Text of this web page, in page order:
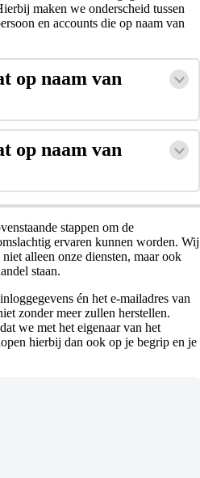
maken we onderscheid tussen
en accounts die op naam van
op naam van
op naam van
stappen om de
ervaren kunnen worden. Wij
alleen onze diensten, maar ook
staan.
én het e-mailadres van
zonder meer zullen herstellen.
we met het eigenaar van het
hierbij dan ook op je begrip en je